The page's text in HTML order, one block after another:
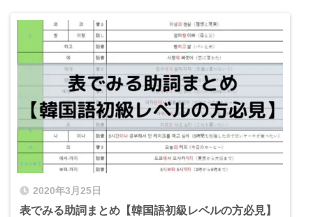
2020年3月25日
表でみる助詞まとめ【韓国語初級レベルの方必見】